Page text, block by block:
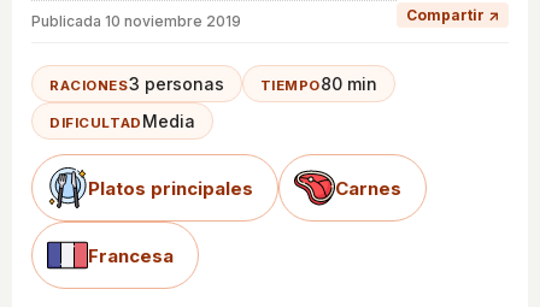
Publicada 10 noviembre 2019 Compartir ↗
RACIONES3 personas TIEMPO80 min
DIFICULTAD Media
Platos principales Carnes
Francesa